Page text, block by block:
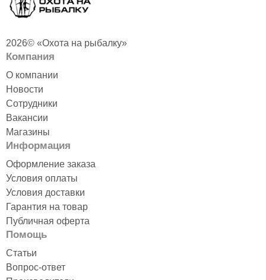
2026© «Охота на рыбалку»
Компания
О компании
Новости
Сотрудники
Вакансии
Магазины
Информация
Оформление заказа
Условия оплаты
Условия доставки
Гарантия на товар
Публичная оферта
Помощь
Статьи
Вопрос-ответ